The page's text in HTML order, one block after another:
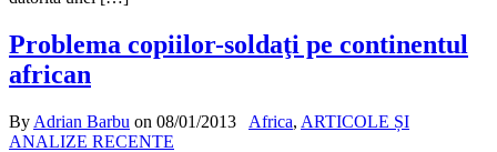
Problema copiilor-soldaţi pe continentul
african
By Adrian Barbu on 08/01/2013 Africa, ARTICOLE ȘI
ANALIZE RECENTE